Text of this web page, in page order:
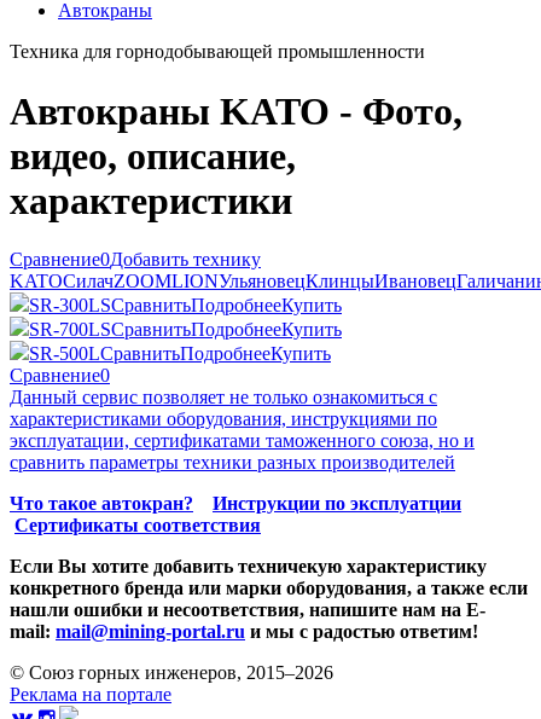
Автокраны
Техника для горнодобывающей промышленности
Автокраны KATO - Фото,
видео, описание,
характеристики
Сравнение0Добавить технику
KATOСилачZOOMLIONУльяновецКлинцыИвановец
SR-300LSСравнитьПодробнееКупить
SR-700LSСравнитьПодробнееКупить
SR-500LСравнитьПодробнееКупить
Сравнение0
Данный сервис позволяет не только ознакомиться с
характеристиками оборудования, инструкциями по
эксплуатации, сертификатами таможенного союза, но и
сравнить параметры техники разных производителей
Что такое автокран?
Инструкции по эксплуатции
Сертификаты соответствия
Если Вы хотите добавить техничекую характеристику
конкретного бренда или марки оборудования, а также если
нашли ошибки и несоответствия, напишите нам на E-
mail: mail@mining-portal.ru и мы с радостью ответим!
© Союз горных инженеров, 2015–2026
Реклама на портале